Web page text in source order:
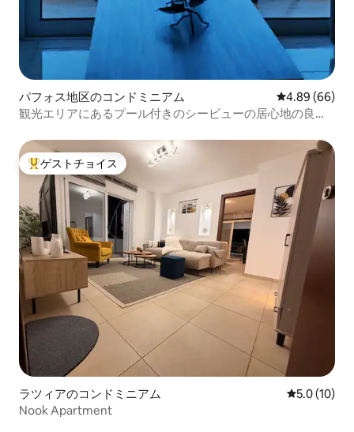
パフォス地区のコンドミニアム レビュー66件
4.89 (66)
観光エリアにあるプール付きのシービューの居心地の良い
大好評のゲストチョイスです。
ゲストチョイス
ラツィアのコンドミニアム レビュー10
5.0 (10)
Nook Apartment